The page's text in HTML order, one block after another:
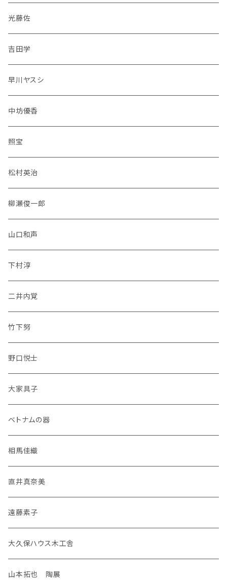
光藤佐
吉田学
早川ヤスシ
中坊優香
照宝
松村英治
柳瀬俊一郎
山口和声
下村淳
二井内覚
竹下努
野口悦士
大家具子
ベトナムの器
相馬佳織
直井真奈美
遠藤素子
大久保ハウス木工舎
山本拓也 陶展